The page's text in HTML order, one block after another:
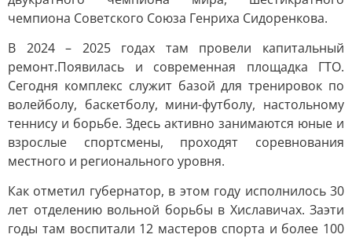
чемпиона Советского Союза Генриха Сидоренкова.
В 2024 – 2025 годах там провели капитальный
ремонт.Появилась и современная площадка ГТО.
Сегодня комплекс служит базой для тренировок по
волейболу, баскетболу, мини-футболу, настольному
теннису и борьбе. Здесь активно занимаются юные и
взрослые спортсмены, проходят соревнования
местного и регионального уровня.
Как отметил губернатор, в этом году исполнилось 30
лет отделению вольной борьбы в Хиславичах. Заэти
годы там воспитали 12 мастеров спорта и более 100